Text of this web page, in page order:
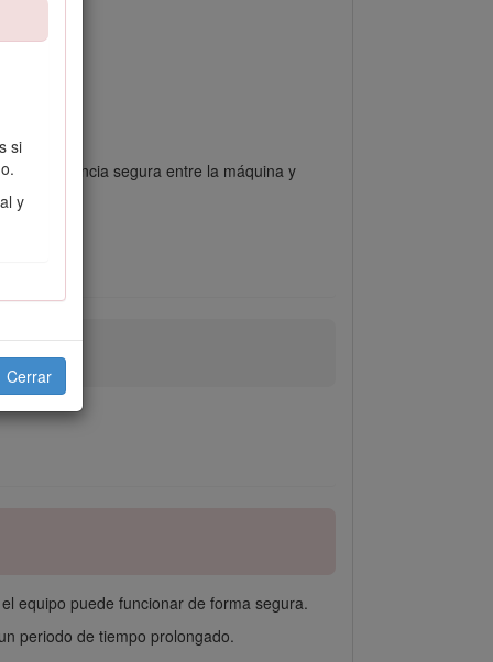
si
y
Cerrar
una distancia segura entre la máquina y
equipo puede funcionar de forma segura.
periodo de tiempo prolongado.